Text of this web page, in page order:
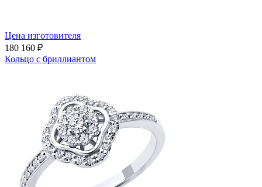
Цена изготовителя
180 160 ₽
Кольцо с бриллиантом